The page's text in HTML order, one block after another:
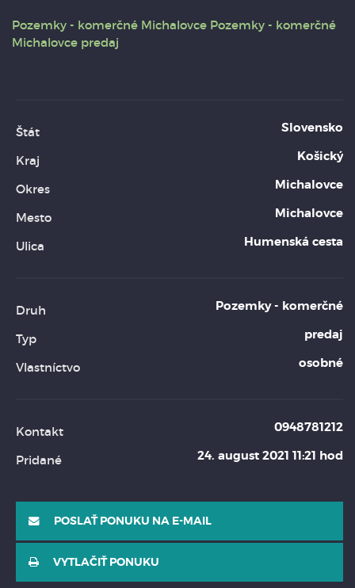
Pozemky - komerčné Michalovce Pozemky - komerčné
Michalovce predaj
Štát Slovensko
Kraj Košický
Okres Michalovce
Mesto Michalovce
Ulica Humenská cesta
Druh Pozemky - komerčné
Typ predaj
Vlastníctvo osobné
Kontakt 0948781212
Pridané 24. august 2021 11:21 hod
POSLAŤ PONUKU NA E-MAIL
VYTLAČIŤ PONUKU